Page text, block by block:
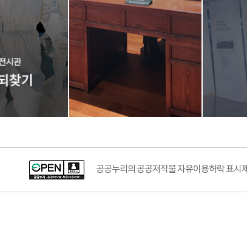
공공누리의 공공저작물 자유이용허락 표시